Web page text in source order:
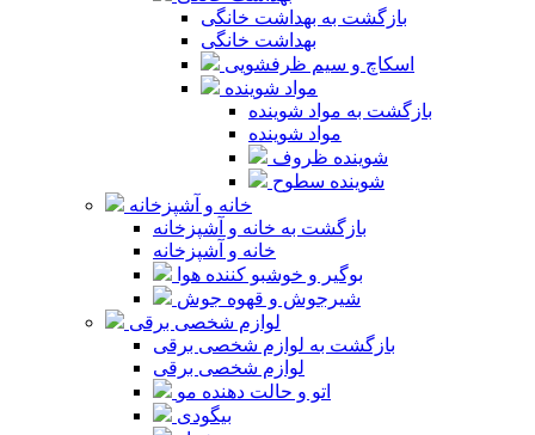
بازگشت به بهداشت خانگی
بهداشت خانگی
اسکاچ و سیم ظرفشویی
مواد شوینده
بازگشت به مواد شوینده
مواد شوینده
شوینده ظروف
شوینده سطوح
خانه و آشپزخانه
بازگشت به خانه و آشپزخانه
خانه و آشپزخانه
بوگیر و خوشبو کننده هوا
شیرجوش و قهوه جوش
لوازم شخصی برقی
بازگشت به لوازم شخصی برقی
لوازم شخصی برقی
اتو و حالت دهنده مو
بیگودی